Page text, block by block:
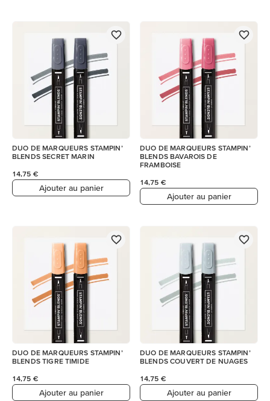
DUO DE MARQUEURS STAMPIN’
BLENDS SECRET MARIN
14,75 €
Ajouter au panier
DUO DE MARQUEURS STAMPIN’
BLENDS BAVAROIS DE
FRAMBOISE
14,75 €
Ajouter au panier
DUO DE MARQUEURS STAMPIN’
BLENDS TIGRE TIMIDE
14,75 €
Ajouter au panier
DUO DE MARQUEURS STAMPIN’
BLENDS COUVERT DE NUAGES
14,75 €
Ajouter au panier